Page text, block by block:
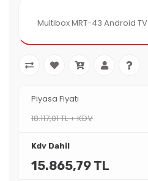
Multibox MRT-43 Android TV
Piyasa Fiyatı
18.117,01 TL + KDV
Kdv Dahil
15.865,79 TL